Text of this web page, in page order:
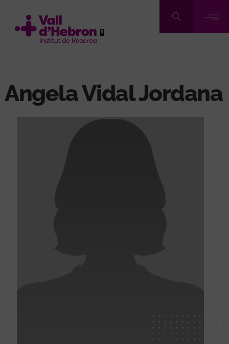
contenido
Angela Vidal Jordana